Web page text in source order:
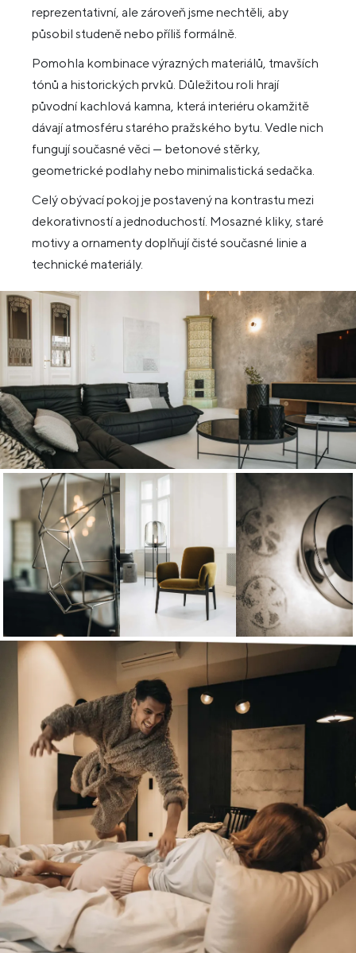
reprezentativní, ale zároveň jsme nechtěli, aby
působil studeně nebo příliš formálně.
Pomohla kombinace výrazných materiálů, tmavších
tónů a historických prvků. Důležitou roli hrají
původní kachlová kamna, která interiéru okamžitě
dávají atmosféru starého pražského bytu. Vedle nich
fungují současné věci — betonové stěrky,
geometrické podlahy nebo minimalistická sedačka.
Celý obývací pokoj je postavený na kontrastu mezi
dekorativností a jednoduchostí. Mosazné kliky, staré
motivy a ornamenty doplňují čisté současné linie a
technické materiály.